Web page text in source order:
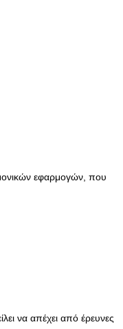
εφαρμογών, που
να απέχει από έρευνες